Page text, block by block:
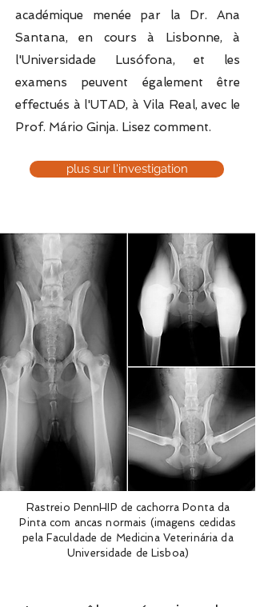
académique menée par la Dr. Ana
Santana, en cours à Lisbonne, à
l'Universidade Lusófona, et les
examens peuvent également être
effectués à l'UTAD, à Vila Real, avec le
Prof. Mário Ginja. Lisez comment.
plus sur l'investigation
Partilhe esta página
Rastreio PennHIP de cachorra Ponta da
Pinta com ancas normais (imagens cedidas
pela Faculdade de Medicina Veterinária da
Universidade de Lisboa)